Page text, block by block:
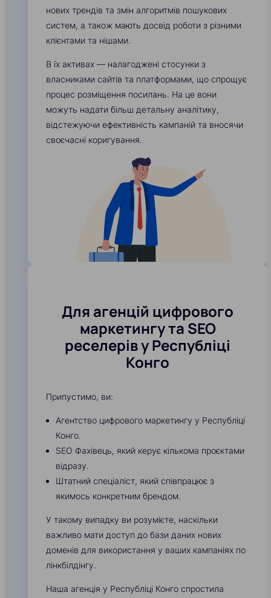
нових трендів та змін алгоритмів пошукових
систем, а також мають досвід роботи з різними
клієнтами та нішами.
В їх активах — налагоджені стосунки з
власниками сайтів та платформами, що спрощує
процес розміщення посилань. На це вони
можуть надати більш детальну аналітику,
відстежуючи ефективність кампаній та вносячи
своєчасні коригування.
Для агенцій цифрового
маркетингу та SEO
реселерів у Республіці
Конго
Припустимо, ви:
Агентство цифрового маркетингу у Республіці
Конго.
SEO Фахівець, який керує кількома проєктами
відразу.
Штатний спеціаліст, який співпрацює з
якимось конкретним брендом.
У такому випадку ви розумієте, наскільки
важливо мати доступ до бази даних нових
доменів для використання у ваших кампаніях по
лінкбілдінгу.
Наша агенція у Республіці Конго спростила